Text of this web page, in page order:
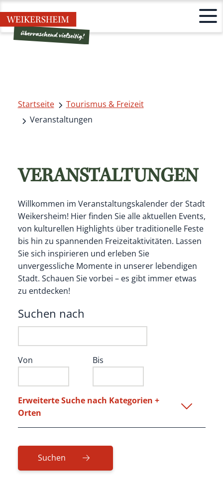
Startseite
Tourismus & Freizeit
Veranstaltungen
VERANSTALTUNGEN
Willkommen im Veranstaltungskalender der Stadt
Weikersheim! Hier finden Sie alle aktuellen Events,
von kulturellen Highlights über traditionelle Feste
bis hin zu spannenden Freizeitaktivitäten. Lassen
Sie sich inspirieren und erleben Sie
unvergessliche Momente in unserer lebendigen
Stadt. Schauen Sie vorbei – es gibt immer etwas
zu entdecken!
Suchen nach
Von Bis
Erweiterte Suche nach Kategorien +
Orten